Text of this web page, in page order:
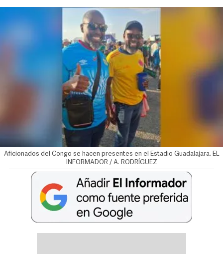
Aficionados del Congo se hacen presentes en el Estadio Guadalajara. EL
INFORMADOR / A. RODRÍGUEZ